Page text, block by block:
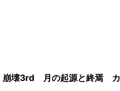
崩壊3rd 月の起源と終焉 カ